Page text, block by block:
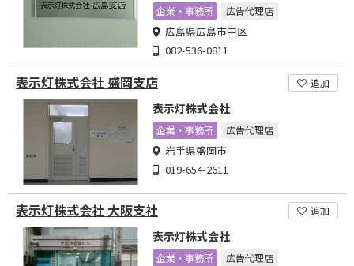
す会社です
企業・事務所 広告代理店
広島県広島市中区
082-536-0811
表示灯株式会社 盛岡支店 追加
表示灯株式会社
企業・事務所 広告代理店
岩手県盛岡市
019-654-2611
表示灯株式会社 大阪支社 追加
表示灯株式会社
企業・事務所 広告代理店